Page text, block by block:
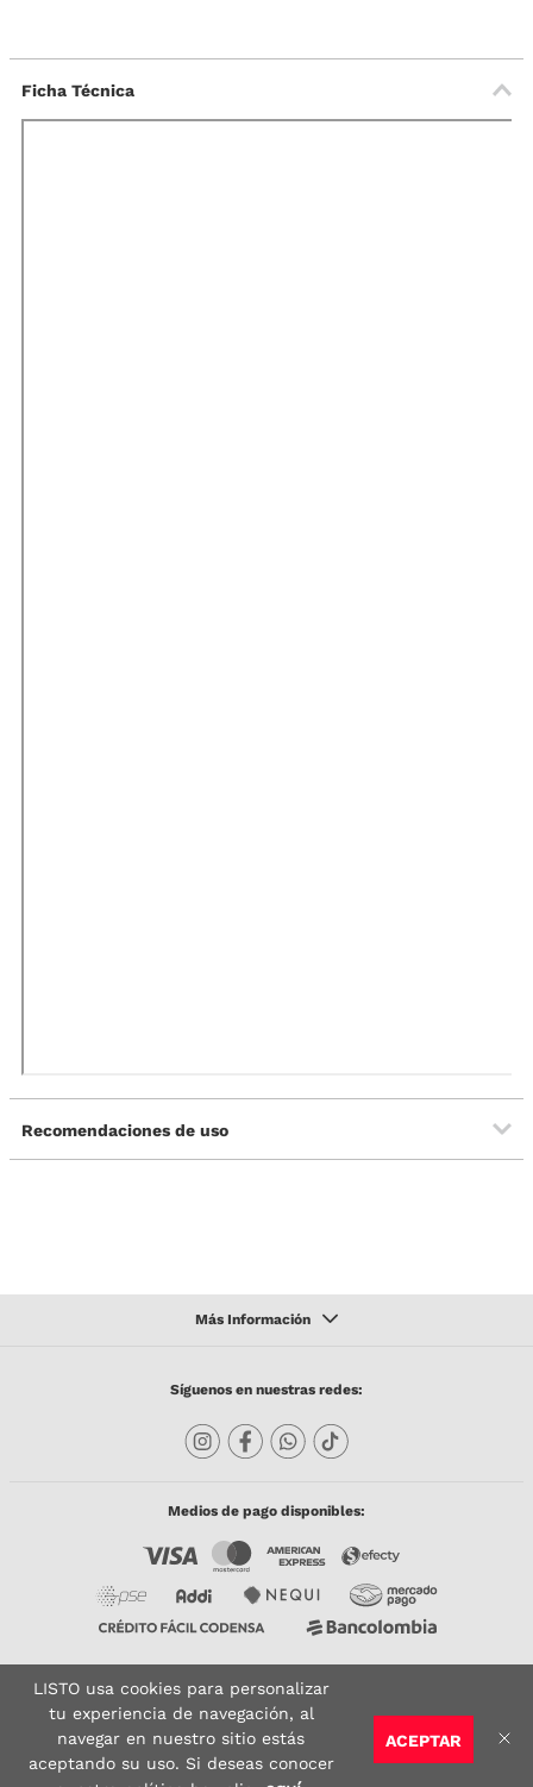
AGREGAR AL CARRITO
Ficha Técnica
Recomendaciones de uso
Síguenos en nuestras redes:
Medios de pago disponibles:
Copyright © 2023 TODACO S.A.S. Listo Mundo Cerámico. All Rights Reserved. Powered
by
Sitio seguro: Vigilado por: Certificado:
ACEPTAR
LISTO usa cookies para personalizar
tu experiencia de navegación, al
navegar en nuestro sitio estás
aceptando su uso. Si deseas conocer